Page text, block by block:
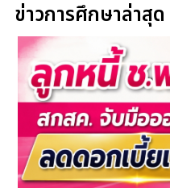
ข่าวการศึกษาล่าสุด